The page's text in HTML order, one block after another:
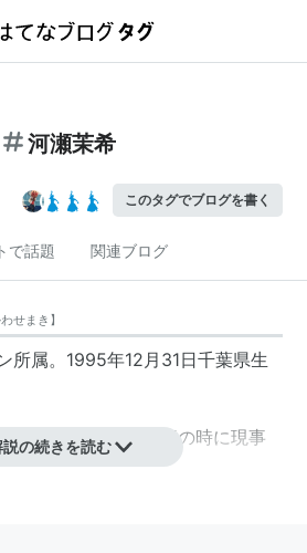
河瀬茉希
このタグでブログを書く
で話題 関連ブログ
せまき 】
所属。1995年12月31日千葉県生
技研究所出身。18歳の時に現事
説の続きを読む